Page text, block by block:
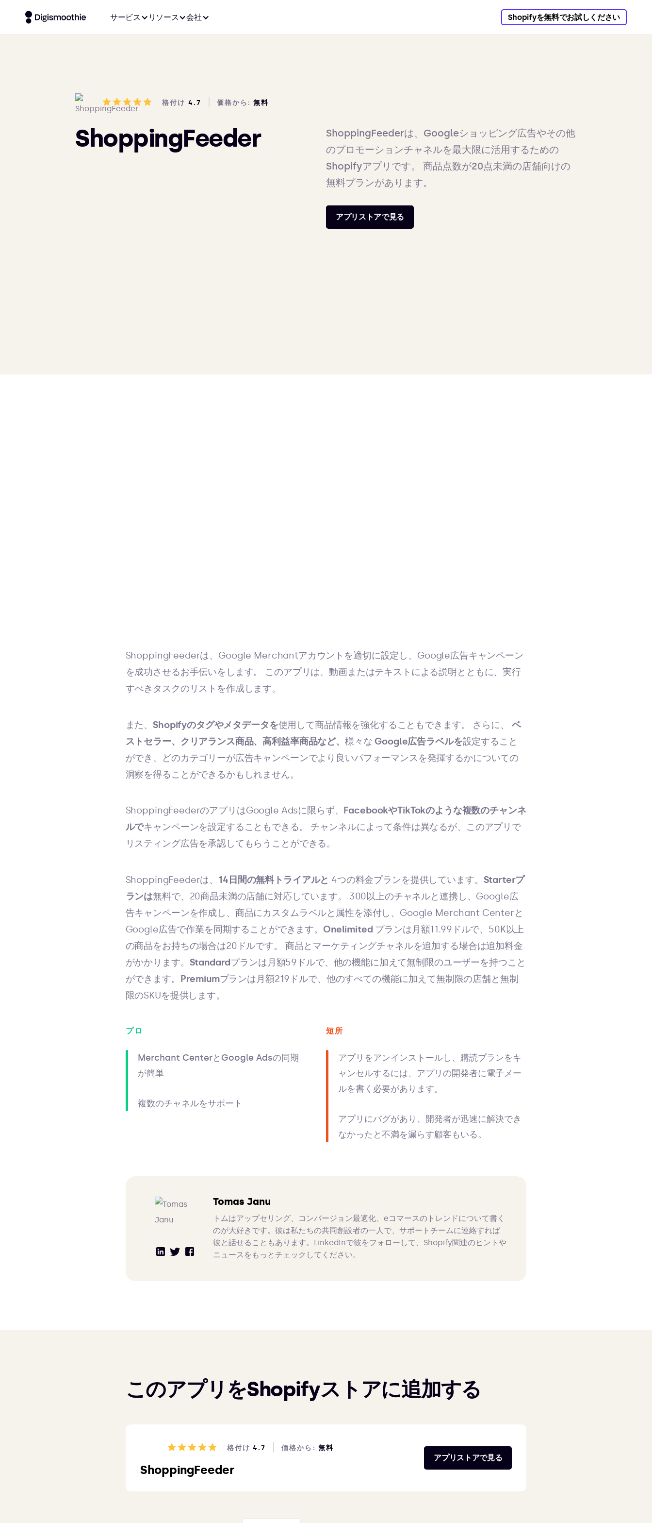
サービス リソース 会社 Shopifyを無料でお試しください
格付け 4.7 価格から: 無料
ShoppingFeeder
ShoppingFeederは、Googleショッピング広告やその他
のプロモーションチャネルを最大限に活用するための
Shopifyアプリです。 商品点数が20点未満の店舗向けの
無料プランがあります。
アプリストアで見る
ShoppingFeederは、Google Merchantアカウントを適切に設定し、Google広告キャンペーン
を成功させるお手伝いをします。 このアプリは、動画またはテキストによる説明とともに、実行
すべきタスクのリストを作成します。
また、Shopifyのタグやメタデータを使用して商品情報を強化することもできます。 さらに、
ベ
ストセラー、クリアランス商品、高利益率商品など、 様々な Google広告ラベルを設定すること
ができ、どのカテゴリーが広告キャンペーンでより良いパフォーマンスを発揮するかについての
洞察を得ることができるかもしれません。
ShoppingFeederのアプリはGoogle Adsに限らず、 FacebookやTikTokのような複数のチャンネ
ルでキャンペーンを設定することもできる。 チャンネルによって条件は異なるが、このアプリで
リスティング広告を承認してもらうことができる。
ShoppingFeederは、 14日間の無料トライアルと 4つの料金プランを提供しています。 Starterプ
ランは無料で、20商品未満の店舗に対応しています。 300以上のチャネルと連携し、Google広
告キャンペーンを作成し、商品にカスタムラベルと属性を添付し、Google Merchant Centerと
Google広告で作業を同期することができます。 Onelimited プランは月額11.99ドルで、50K以上
の商品をお持ちの場合は20ドルです。 商品とマーケティングチャネルを追加する場合は追加料金
がかかります。 Standardプランは月額59ドルで、他の機能に加えて無制限のユーザーを持つこと
ができます。 Premiumプランは月額219ドルで、他のすべての機能に加えて無制限の店舗と無制
限のSKUを提供します。
プロ
Merchant CenterとGoogle Adsの同期
が簡単
複数のチャネルをサポート
短所
アプリをアンインストールし、購読プランをキ
ャンセルするには、アプリの開発者に電子メー
ルを書く必要があります。
アプリにバグがあり、開発者が迅速に解決でき
なかったと不満を漏らす顧客もいる。
Tomas Janu
トムはアップセリング、コンバージョン最適化、eコマースのトレンドについて書く
のが大好きです。彼は私たちの共同創設者の一人で、サポートチームに連絡すれば
彼と話せることもあります。LinkedInで彼をフォローして、Shopify関連のヒントや
ニュースをもっとチェックしてください。
このアプリをShopifyストアに追加する
格付け 4.7 価格から: 無料
ShoppingFeeder
アプリストアで見る